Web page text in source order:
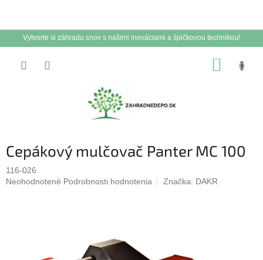
Vytvorte si záhradu snov s našimi inováciami a špičkovou technikou!
Cepákový mulčovač Panter MC 100
116-026
Priemerné
Neohodnotené Podrobnosti hodnotenia Značka: DAKR